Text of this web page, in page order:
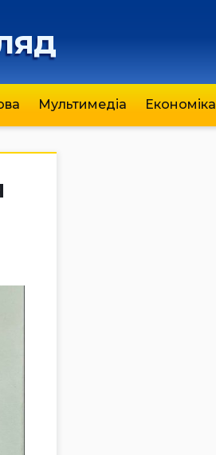
Мультимедіа Економіка